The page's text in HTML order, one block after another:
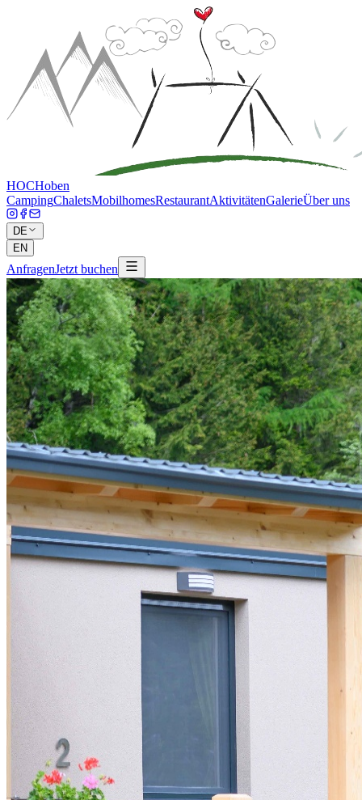
HOCHoben
CampingChaletsMobilhomesRestaurantAktivitätenGalerieÜber uns
DE
EN
AnfragenJetzt buchen